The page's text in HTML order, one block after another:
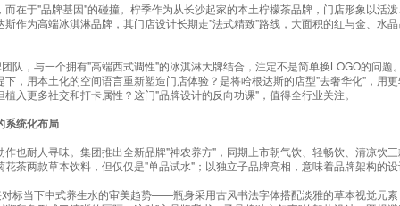
在于"品牌基因"的碰撞。柠季作为从长沙起家的本土柠檬茶品牌，门店形象以活
斯作为高端冰淇淋品牌，其门店设计长期走"法式精致"路线，大面积的红与金、
队，与一个拥有"高端西式调性"的冰淇淋大牌结合，注定不是简单换LOGO的问题
，用本土化的空间语言重新塑造门店体验？是将哈根达斯的店型"去奢华化"，用
入更多社交和打卡属性？这门"品牌设计的反向功课"，值得全行业关注。
系统化布局
也耐人寻味。集团推出全新品牌"神农养方"，同期上市朝气饮、轻畅饮、清凉饮
茶两款草本饮料，但仅仅是"单品试水"；以独立子品牌亮相，意味着品牌架构的
标当下中式养生水的审美趋势——瓶身采用古风书法字体搭配淡雅的草本视觉元